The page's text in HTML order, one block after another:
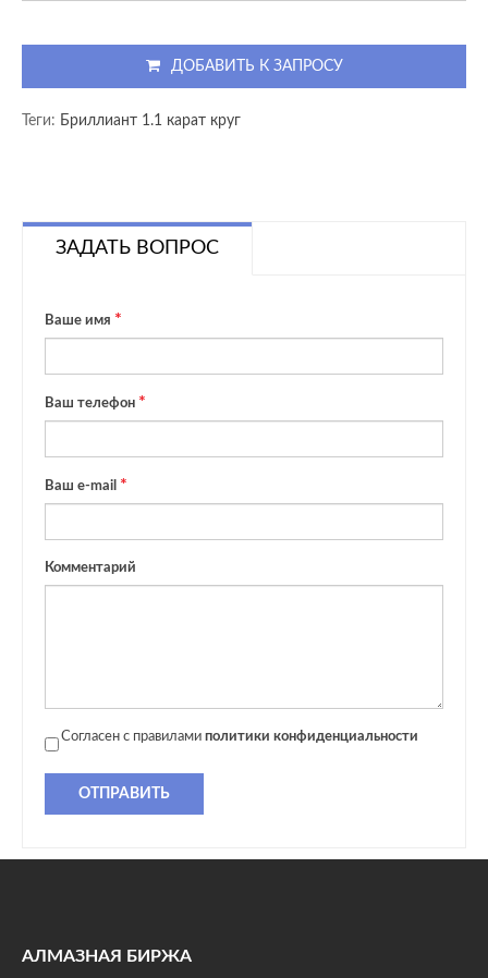
ДОБАВИТЬ К ЗАПРОСУ
Теги: Бриллиант 1.1 карат круг
ЗАДАТЬ ВОПРОС
Ваше имя
Ваш телефон
Ваш e-mail
Комментарий
Согласен с правилами политики конфиденциальности
ОТПРАВИТЬ
АЛМАЗНАЯ БИРЖА